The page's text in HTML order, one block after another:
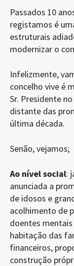
Passados 10
registamos é
estruturais
modernizar o
Infelizmente,
concelho vive é
Sr. Presidente
distante das
última década.
Senão, vejamos;
Ao nível social:
anunciada a
de idosos e
acolhimento de
doentes mentais
habitação das
financeiros,
construção